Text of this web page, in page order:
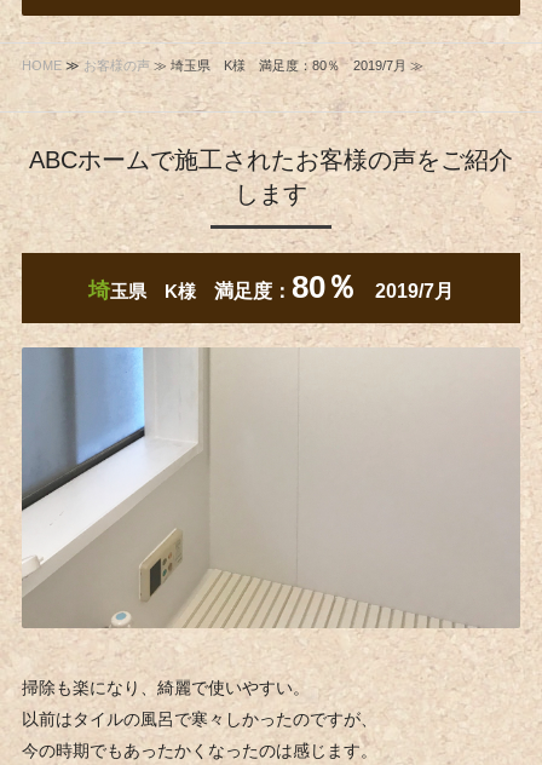
HOME≫ お客様の声≫ 埼玉県 K様 満足度：80％ 2019/7月 ≫
ABCホームで施工されたお客様の声をご紹介
します
埼玉県 K様 満足度： 80％ 2019/7月
掃除も楽になり、綺麗で使いやすい。
以前はタイルの風呂で寒々しかったのですが、
今の時期でもあったかくなったのは感じます。